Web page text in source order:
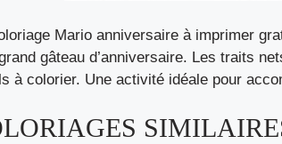
Mario anniversaire à imprimer
gâteau d’anniversaire. Les traits
à colorier. Une activité idéale pour